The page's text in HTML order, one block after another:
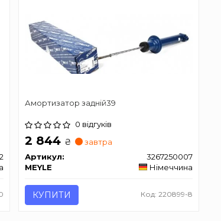
Амортизатор задній39
0 відгуків
2 844 ₴
завтра
Артикул:
3267250007
MEYLE
Німеччина
КУПИТИ Код: 220899-8